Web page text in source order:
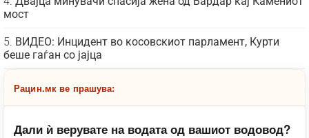
мост
ВИДЕО: Инцидент во косовскиот парламент, Курти
беше гаѓан со јајца
Рацин.мк ве прашува:
Дали ѝ верувате на водата од вашиот водовод?